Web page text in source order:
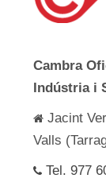
Cambra
Indústria i
Jacint
Valls
Tel. 977